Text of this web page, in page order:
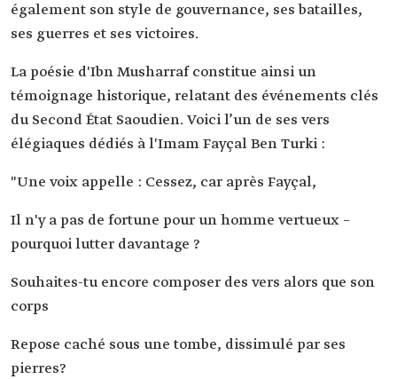
également son style de gouvernance, ses batailles,
ses guerres et ses victoires.
La poésie d'Ibn Musharraf constitue ainsi un
témoignage historique, relatant des événements clés
du Second État Saoudien. Voici l’un de ses vers
élégiaques dédiés à l'Imam Fayçal Ben Turki :
"Une voix appelle : Cessez, car après Fayçal,
Il n'y a pas de fortune pour un homme vertueux –
pourquoi lutter davantage ?
Souhaites-tu encore composer des vers alors que son
corps
Repose caché sous une tombe, dissimulé par ses
pierres?